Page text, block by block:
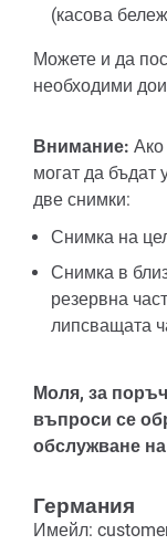
(касова
Можете и да
необходими
Внимание: Ако
могат да бъдат
две снимки:
Снимка на
Снимка в
резервна
липсващата
Моля, за
въпроси се
обслужване
Германия
Имейл: